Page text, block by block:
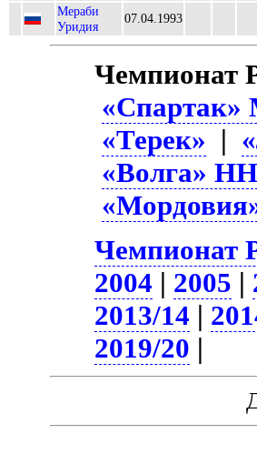
Мераби
Уридия
07.04.1993
Чемпионат
«Спартак»
«Терек» |
«Волга» НН
Чемпионат
2004 | 2005 |
2013/14 |
2019/20 |